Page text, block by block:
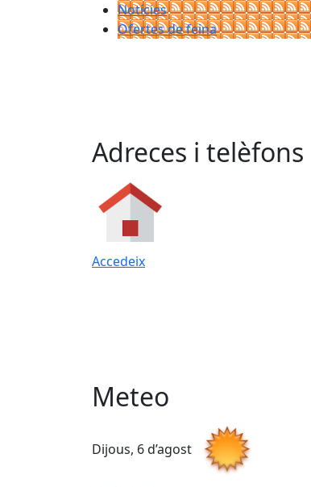
Notícies
Ofertes de feina
Adreces i telèfons
Accedeix
Meteo
Dijous, 6 d’agost